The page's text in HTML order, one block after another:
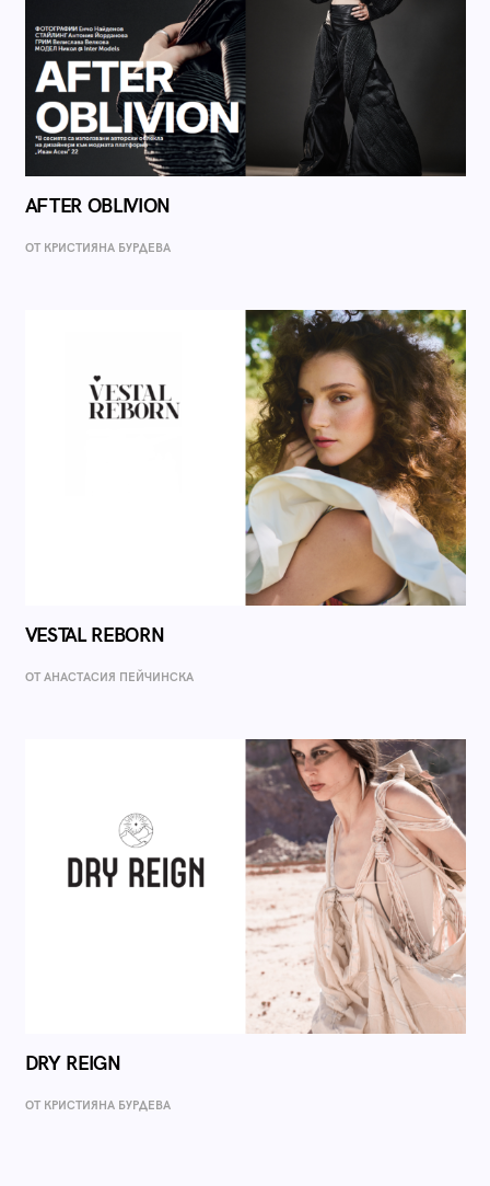
AFTER OBLIVION
ОТ КРИСТИЯНА БУРДЕВА
VESTAL REBORN
ОТ AНАСТАСИЯ ПЕЙЧИНСКА
DRY REIGN
ОТ КРИСТИЯНА БУРДЕВА